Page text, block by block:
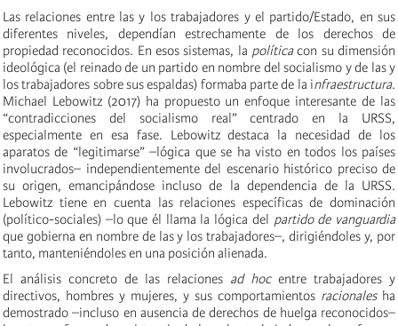
Las relaciones entre las y los trabajadores y el partido/Estado, en sus
diferentes niveles, dependían estrechamente de los derechos de
propiedad reconocidos. En esos sistemas, la políticacon su dimensión
ideológica (el reinado de un partido en nombre del socialismo y de las y
los trabajadores sobre sus espaldas) formaba parte de la infraestructura.
Michael Lebowitz (2017) ha propuesto un enfoque interesante de las
“contradicciones del socialismo real” centrado en la URSS,
especialmente en esa fase. Lebowitz destaca la necesidad de los
aparatos de “legitimarse” –lógica que se ha visto en todos los países
involucrados– independientemente del escenario histórico preciso de
su origen, emancipándose incluso de la dependencia de la URSS.
Lebowitz tiene en cuenta las relaciones específicas de dominación
(político-sociales) –lo que él llama la lógica del partido de vanguardia
que gobierna en nombre de las y los trabajadores–, dirigiéndoles y, por
tanto, manteniéndoles en una posición alienada.
El análisis concreto de las relaciones ad hocentre trabajadores y
directivos, hombres y mujeres, y sus comportamientos racionalesha
demostrado –incluso en ausencia de derechos de huelga reconocidos–